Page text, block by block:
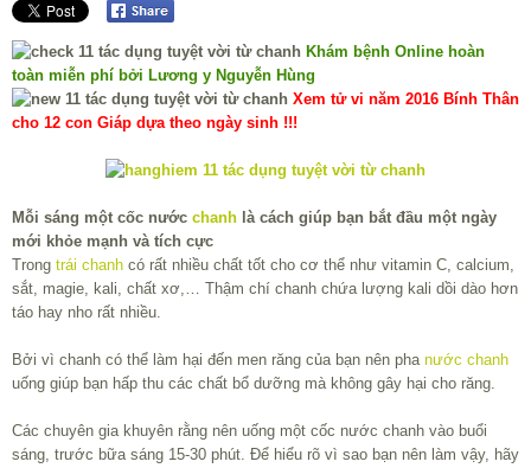
Khám bệnh Online hoàn
toàn miễn phí bởi Lương y Nguyễn Hùng
Xem tử vi năm 2016 Bính Thân
cho 12 con Giáp dựa theo ngày sinh !!!
Mỗi sáng một cốc nước chanh là cách giúp bạn bắt đầu một ngày
mới khỏe mạnh và tích cực
Trong trái chanh có rất nhiều chất tốt cho cơ thể như vitamin C, calcium,
sắt, magie, kali, chất xơ,… Thậm chí chanh chứa lượng kali dồi dào hơn
táo hay nho rất nhiều.
Bởi vì chanh có thể làm hại đến men răng của bạn nên pha nước chanh
uống giúp bạn hấp thu các chất bổ dưỡng mà không gây hại cho răng.
Các chuyên gia khuyên rằng nên uống một cốc nước chanh vào buổi
sáng, trước bữa sáng 15-30 phút. Để hiểu rõ vì sao bạn nên làm vậy, hãy